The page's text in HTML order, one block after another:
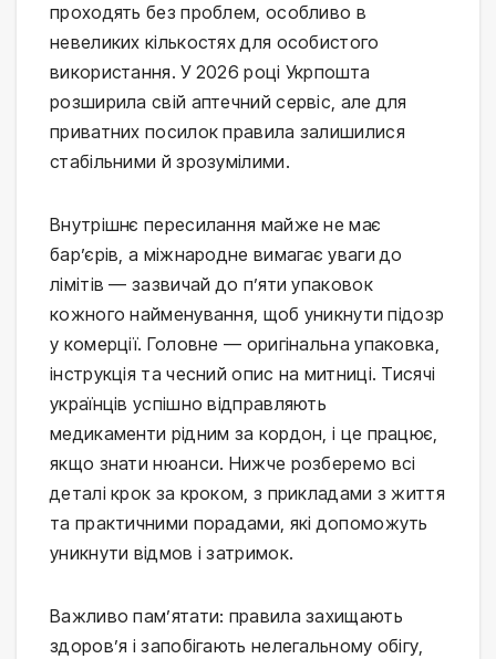
проходять без проблем, особливо в
невеликих кількостях для особистого
використання. У 2026 році Укрпошта
розширила свій аптечний сервіс, але для
приватних посилок правила залишилися
стабільними й зрозумілими.
Внутрішнє пересилання майже не має
бар’єрів, а міжнародне вимагає уваги до
лімітів — зазвичай до п’яти упаковок
кожного найменування, щоб уникнути підозр
у комерції. Головне — оригінальна упаковка,
інструкція та чесний опис на митниці. Тисячі
українців успішно відправляють
медикаменти рідним за кордон, і це працює,
якщо знати нюанси. Нижче розберемо всі
деталі крок за кроком, з прикладами з життя
та практичними порадами, які допоможуть
уникнути відмов і затримок.
Важливо пам’ятати: правила захищають
здоров’я і запобігають нелегальному обігу,